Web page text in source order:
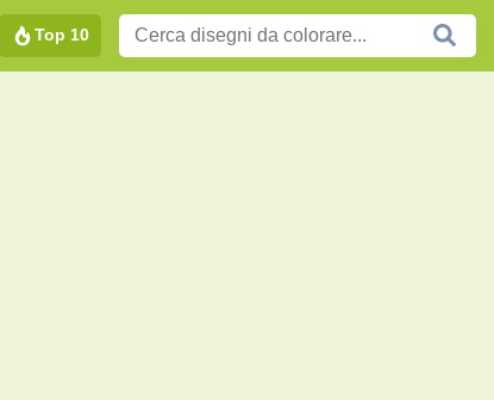
Top 10